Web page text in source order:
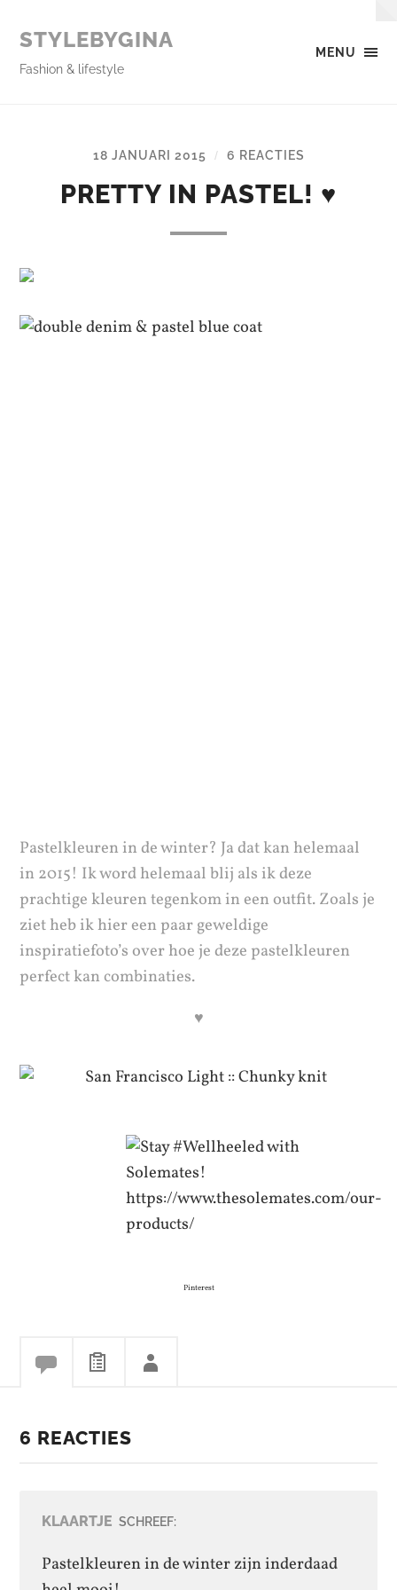
MENU
STYLEBYGINA
Fashion & lifestyle
18 JANUARI 2015 / 6 REACTIES
PRETTY IN PASTEL! ♥
Pastelkleuren in de winter? Ja dat kan helemaal
in 2015! Ik word helemaal blij als ik deze
prachtige kleuren tegenkom in een outfit. Zoals je
ziet heb ik hier een paar geweldige
inspiratiefoto’s over hoe je deze pastelkleuren
perfect kan combinaties.
♥
Pinterest
6 REACTIES
KLAARTJE SCHREEF:
Pastelkleuren in de winter zijn inderdaad